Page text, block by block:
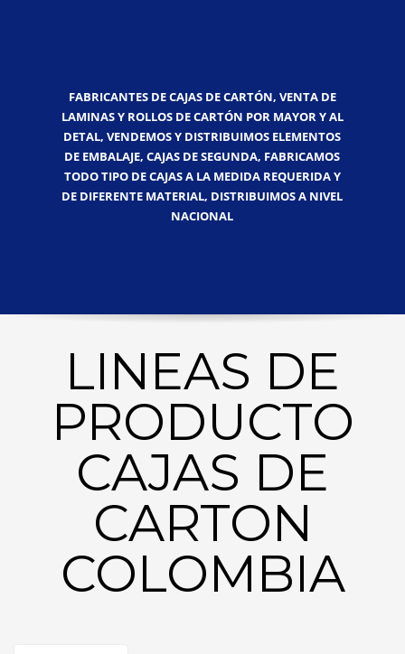
FABRICANTES DE CAJAS DE CARTÓN, VENTA DE
LAMINAS Y ROLLOS DE CARTÓN POR MAYOR Y AL
DETAL, VENDEMOS Y DISTRIBUIMOS ELEMENTOS
DE EMBALAJE, CAJAS DE SEGUNDA, FABRICAMOS
TODO TIPO DE CAJAS A LA MEDIDA REQUERIDA Y
DE DIFERENTE MATERIAL, DISTRIBUIMOS A NIVEL
NACIONAL
LINEAS DE
PRODUCTO
CAJAS DE
CARTON
COLOMBIA